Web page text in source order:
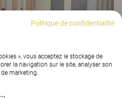
Politique de confidentialité
», vous acceptez le stockage de
la navigation sur le site, analyser son
marketing.